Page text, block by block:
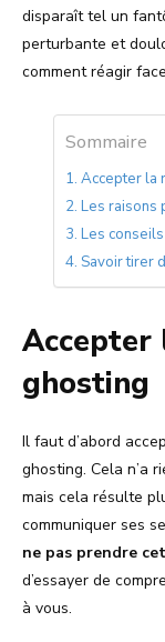
disparaît tel un
perturbante et
comment réagir
Sommaire
Accepter la
Les raisons
Les
Savoir tirer
Accepter
ghosting
Il faut d’abord
ghosting. Cela n’a
mais cela résulte
communiquer ses
ne pas prendre
d’essayer de
à vous.